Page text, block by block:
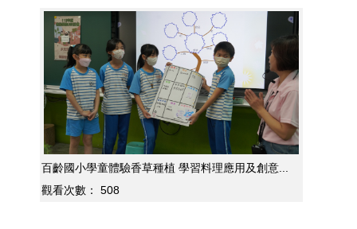
百齡國小學童體驗香草種植 學習料理應用及創意...
觀看次數：
508